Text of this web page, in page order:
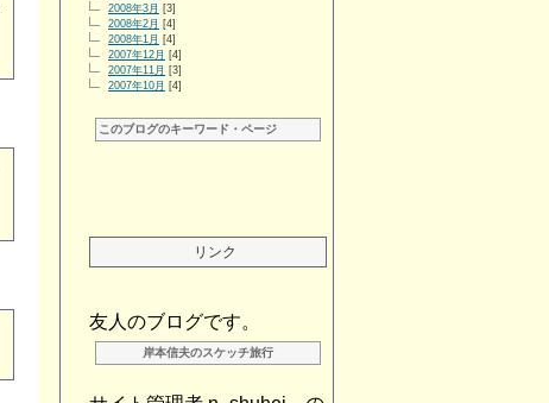
2008年3月 [3]
2008年2月 [4]
2008年1月 [4]
2007年12月 [4]
2007年11月 [3]
2007年10月 [4]
このブログのキーワード・ページ
リンク
友人のブログです。
岸本信夫のスケッチ旅行